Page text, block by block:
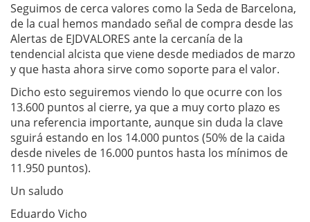
Seguimos de cerca valores como la Seda de Barcelona,
de la cual hemos mandado señal de compra desde las
Alertas de EJDVALORES ante la cercanía de la
tendencial alcista que viene desde mediados de marzo
y que hasta ahora sirve como soporte para el valor.
Dicho esto seguiremos viendo lo que ocurre con los
13.600 puntos al cierre, ya que a muy corto plazo es
una referencia importante, aunque sin duda la clave
sguirá estando en los 14.000 puntos (50% de la caida
desde niveles de 16.000 puntos hasta los mínimos de
11.950 puntos).
Un saludo
Eduardo Vicho